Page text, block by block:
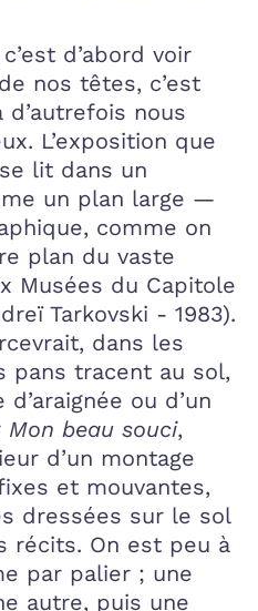
d’abord voir
nos têtes, c’est
nous
L’exposition que
lit dans un
un plan large —
comme on
plan du vaste
Musées du Capitole
Tarkovski - 1983).
dans les
pans tracent au sol,
ou d’un
Mon beau souci,
d’un montage
et mouvantes,
dressées sur le sol
récits. On est peu à
par palier ; une
autre, puis une